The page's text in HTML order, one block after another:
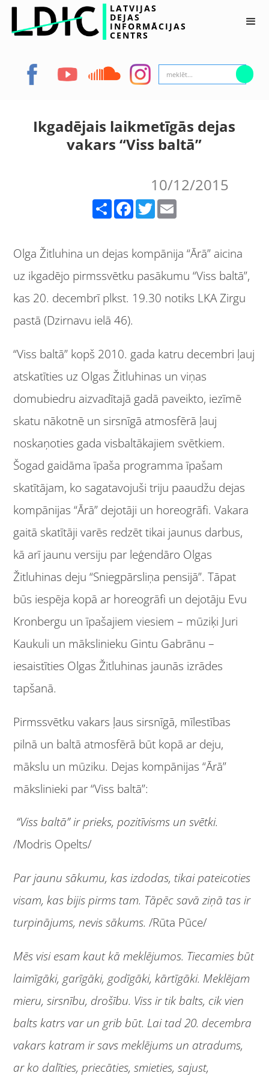
LATVIJAS
DEJAS
INFORMĀCIJAS
CENTRS
Ikgadējais laikmetīgās dejas
vakars “Viss baltā”
10/12/2015
Facebook Twitter
Olga Žitluhina un dejas kompānija “Ārā” aicina
uz ikgadējo pirmssvētku pasākumu “Viss baltā”,
kas 20. decembrī plkst. 19.30 notiks LKA Zirgu
pastā (Dzirnavu ielā 46).
“Viss baltā” kopš 2010. gada katru decembri ļauj
atskatīties uz Olgas Žitluhinas un viņas
domubiedru aizvadītajā gadā paveikto, iezīmē
skatu nākotnē un sirsnīgā atmosfērā ļauj
noskaņoties gada visbaltākajiem svētkiem.
Šogad gaidāma īpaša programma īpašam
skatītājam, ko sagatavojuši triju paaudžu dejas
kompānijas “Ārā” dejotāji un horeogrāfi. Vakara
gaitā skatītāji varēs redzēt tikai jaunus darbus,
kā arī jaunu versiju par leģendāro Olgas
Žitluhinas deju “Sniegpārsliņa pensijā”. Tāpat
būs iespēja kopā ar horeogrāfi un dejotāju Evu
Kronbergu un īpašajiem viesiem – mūziķi Juri
Kaukuli un mākslinieku Gintu Gabrānu –
iesaistīties Olgas Žitluhinas jaunās izrādes
tapšanā.
Pirmssvētku vakars ļaus sirsnīgā, mīlestības
pilnā un baltā atmosfērā būt kopā ar deju,
mākslu un mūziku. Dejas kompānijas “Ārā”
mākslinieki par “Viss baltā”:
“Viss baltā” ir prieks, pozitīvisms un svētki.
/Modris Opelts/
Par jaunu sākumu, kas izdodas, tikai pateicoties
visam, kas bijis pirms tam. Tāpēc savā ziņā tas ir
turpinājums, nevis sākums. /Rūta Pūce/
Mēs visi esam kaut kā meklējumos. Tiecamies būt
laimīgāki, garīgāki, godīgāki, kārtīgāki. Meklējam
mieru, sirsnību, drošību. Viss ir tik balts, cik vien
balts katrs var un grib būt. Lai tad 20. decembra
vakars katram ir savs meklējums un atradums,
ar ko dalīties, priecāties, smieties, sajust,